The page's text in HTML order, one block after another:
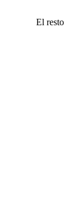
El resto